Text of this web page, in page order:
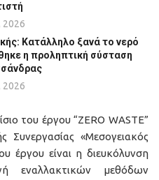
2026
Κατάλληλο ξανά το νερό
η προληπτική σύσταση
2026
του έργου “ZERO WASTE”
«Μεσογειακός
έργου είναι η διευκόλυνση
μεθόδων